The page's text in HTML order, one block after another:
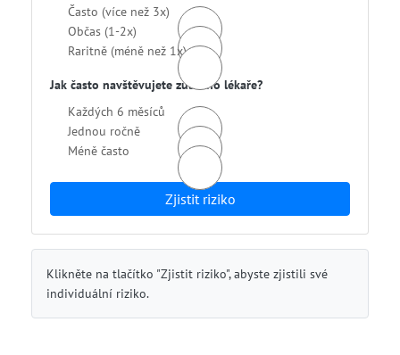
Často (více než 3x)
Občas (1-2x)
Raritně (méně než 1x)
Jak často navštěvujete zubního lékaře?
Každých 6 měsíců
Jednou ročně
Méně často
Zjistit riziko
Klikněte na tlačítko "Zjistit riziko", abyste zjistili své
individuální riziko.